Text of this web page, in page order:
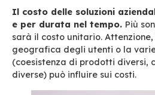
IT siano in grado di
soluzione di posta
studio di migrazione.
di valutazione per farlo.
.